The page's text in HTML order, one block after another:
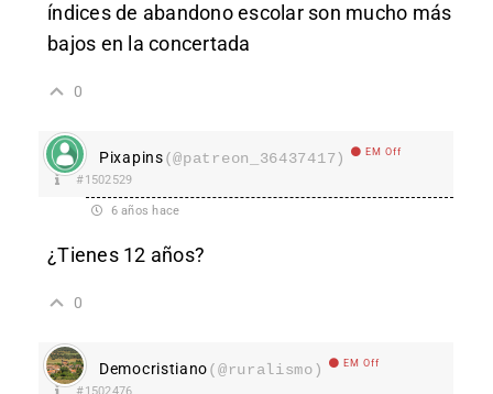
índices de abandono escolar son mucho más
bajos en la concertada
0
Pixapins(@patreon_36437417) EM Off
#1502529
6 años hace
¿Tienes 12 años?
0
Democristiano(@ruralismo) EM Off